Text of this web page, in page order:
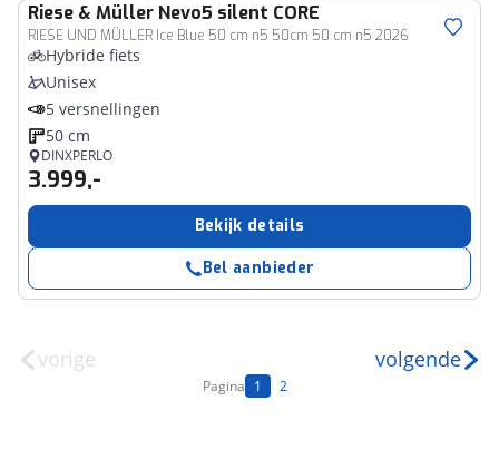
Riese & Müller Nevo5 silent CORE
RIESE UND MÜLLER Ice Blue 50 cm n5 50cm 50 cm n5 2026
Hybride fiets
Unisex
5 versnellingen
50 cm
DINXPERLO
3.999,-
Bekijk details
Bel aanbieder
vorige
Pagina 1 2
volgende